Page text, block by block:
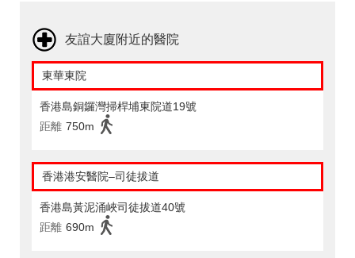
友誼大廈附近的醫院
東華東院
香港島銅鑼灣掃桿埔東院道19號
距離 750m
香港港安醫院–司徒拔道
香港島黃泥涌峽司徒拔道40號
距離 690m